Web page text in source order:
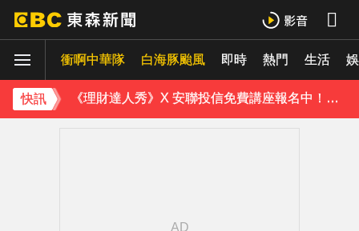
衝啊中華隊 白海豚颱風 即時 熱門 生活
快訊
下載東森App，隨時掌握天下大小事！
《理財達人秀》X 安聯投信免費講座報名中！搶先卡位 2027